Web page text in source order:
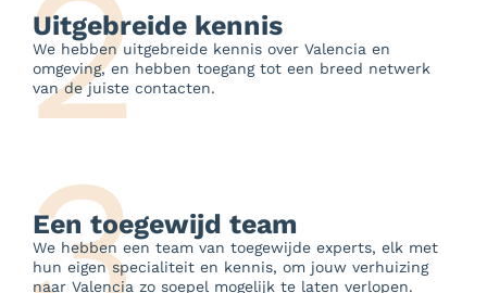
2
Uitgebreide kennis
We hebben uitgebreide kennis over Valencia en
omgeving, en hebben toegang tot een breed netwerk
van de juiste contacten.
Een toegewijd team
We hebben een team van toegewijde experts, elk met
hun eigen specialiteit en kennis, om jouw verhuizing
naar Valencia zo soepel mogelijk te laten verlopen.